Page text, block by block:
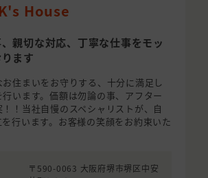
House
親切な対応、丁寧な仕事をモッ
ます
住まいをお守りする、十分に満足し
います。価額は勿論の事、アフター
！当社自慢のスペシャリストが、自
行います。お客様の笑顔をお約束いた
〒590-0063 大阪府堺市堺区中安